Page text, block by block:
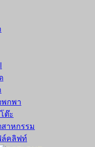
พกพา
ต๊ะ
าหกรรม
ล์คลิฟท์